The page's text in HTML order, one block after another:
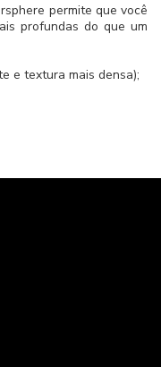
permite que você
profundas do que um
e textura mais densa);